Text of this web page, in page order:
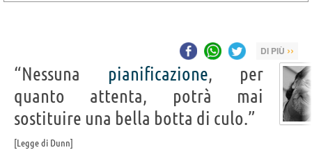
DI PIÙ ››
“Nessuna pianificazione, per
quanto attenta, potrà mai
sostituire una bella botta di culo.”
Legge di Dunn